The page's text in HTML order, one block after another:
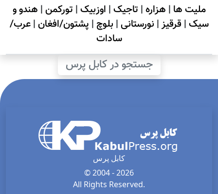
ملیت ها | هزاره| تاجیک| اوزبیک| تورکمن| هندو و
سیک| قرقیز| نورستانی| بلوچ | پشتون/افغان|عرب/
سادات
جستجو در کابل پرس
کابل پرس
© 2004 - 2026
All Rights Reserved.